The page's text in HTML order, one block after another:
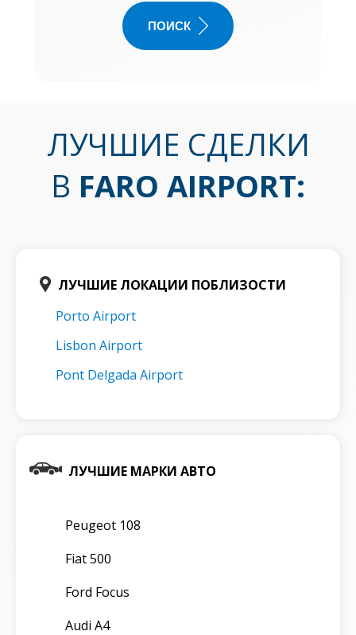
ПОИСК
ЛУЧШИЕ СДЕЛКИ
В FARO AIRPORT:
ЛУЧШИЕ ЛОКАЦИИ ПОБЛИЗОСТИ
Porto Airport
Lisbon Airport
Pont Delgada Airport
ЛУЧШИЕ МАРКИ АВТО
Peugeot 108
Fiat 500
Ford Focus
Audi A4